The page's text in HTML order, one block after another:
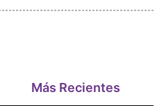
Más Recientes